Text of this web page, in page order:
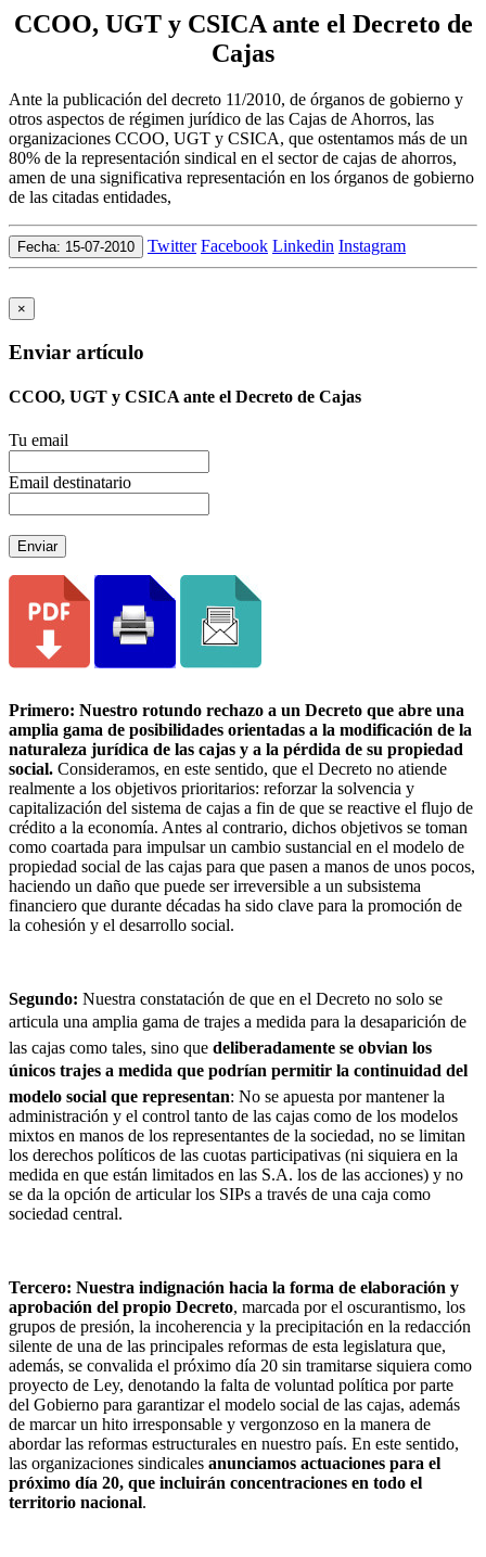
CCOO, UGT y CSICA ante el Decreto de
Cajas
Ante la publicación del decreto 11/2010, de órganos de gobierno y
otros aspectos de régimen jurídico de las Cajas de Ahorros, las
organizaciones CCOO, UGT y CSICA, que ostentamos más de un
80% de la representación sindical en el sector de cajas de ahorros,
amen de una significativa representación en los órganos de gobierno
de las citadas entidades,
Fecha: 15-07-2010 Twitter Facebook Linkedin Instagram
×
Enviar artículo
CCOO, UGT y CSICA ante el Decreto de Cajas
Tu email
Email destinatario
Enviar
Primero: Nuestro rotundo rechazo a un Decreto que abre una
amplia gama de posibilidades orientadas a la modificación de la
naturaleza jurídica de las cajas y a la pérdida de su propiedad
social. Consideramos, en este sentido, que el Decreto no atiende
realmente a los objetivos prioritarios: reforzar la solvencia y
capitalización del sistema de cajas a fin de que se reactive el flujo de
crédito a la economía. Antes al contrario, dichos objetivos se toman
como coartada para impulsar un cambio sustancial en el modelo de
propiedad social de las cajas para que pasen a manos de unos pocos,
haciendo un daño que puede ser irreversible a un subsistema
financiero que durante décadas ha sido clave para la promoción de
la cohesión y el desarrollo social.
Segundo: Nuestra constatación de que en el Decreto no solo se
articula una amplia gama de trajes a medida para la desaparición de
las cajas como tales, sino que deliberadamente se obvian los
únicos trajes a medida que podrían permitir la continuidad del
modelo social que representan: No se apuesta por mantener la
administración y el control tanto de las cajas como de los modelos
mixtos en manos de los representantes de la sociedad, no se limitan
los derechos políticos de las cuotas participativas (ni siquiera en la
medida en que están limitados en las S.A. los de las acciones) y no
se da la opción de articular los SIPs a través de una caja como
sociedad central.
Tercero: Nuestra indignación hacia la forma de elaboración y
aprobación del propio Decreto, marcada por el oscurantismo, los
grupos de presión, la incoherencia y la precipitación en la redacción
silente de una de las principales reformas de esta legislatura que,
además, se convalida el próximo día 20 sin tramitarse siquiera como
proyecto de Ley, denotando la falta de voluntad política por parte
del Gobierno para garantizar el modelo social de las cajas, además
de marcar un hito irresponsable y vergonzoso en la manera de
abordar las reformas estructurales en nuestro país. En este sentido,
las organizaciones sindicales anunciamos actuaciones para el
próximo día 20, que incluirán concentraciones en todo el
territorio nacional.